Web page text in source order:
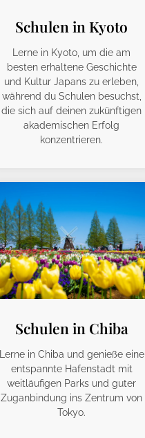
Schulen in Kyoto
Lerne in Kyoto, um die am
besten erhaltene Geschichte
und Kultur Japans zu erleben,
während du Schulen besuchst,
die sich auf deinen zukünftigen
akademischen Erfolg
konzentrieren.
Schulen in Chiba
Lerne in Chiba und genieße eine
entspannte Hafenstadt mit
weitläufigen Parks und guter
Zuganbindung ins Zentrum von
Tokyo.